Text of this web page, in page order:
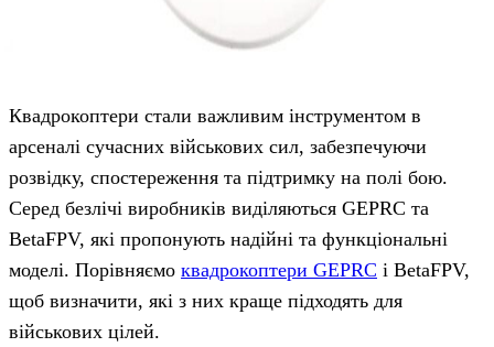
Квадрокоптери стали важливим інструментом в
арсеналі сучасних військових сил, забезпечуючи
розвідку, спостереження та підтримку на полі бою.
Серед безлічі виробників виділяються GEPRC та
BetaFPV, які пропонують надійні та функціональні
моделі. Порівняємо квадрокоптери GEPRC і BetaFPV,
щоб визначити, які з них краще підходять для
військових цілей.